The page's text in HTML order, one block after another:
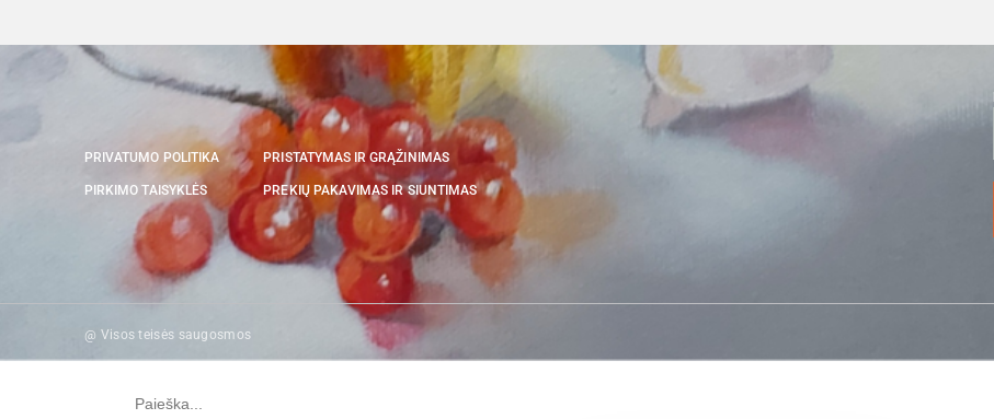
PRIVATUMO POLITIKA
PIRKIMO TAISYKLĖS
PRISTATYMAS IR GRĄŽINIMAS
PREKIŲ PAKAVIMAS IR SIUNTIMAS
@ Visos teisės saugosmos